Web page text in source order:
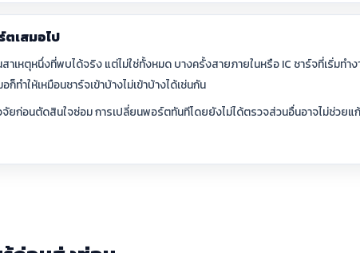
เสมอไป
หตุหนึ่งที่พบได้จริง แต่ไม่ใช่ทั้งหมด บางครั้งสายภายในหรือ IC ชาร์จที่เริ่มทำง
ำให้เหมือนชาร์จเข้าบ้างไม่เข้าบ้างได้เช่นกัน
จัยก่อนตัดสินใจซ่อม การเปลี่ยนพอร์ตทันทีโดยยังไม่ได้ตรวจส่วนอื่นอาจไม่ช่วยแก้